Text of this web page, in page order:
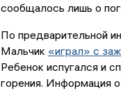
сообщалось лишь о
По предварительной
Мальчик «играл» с
Ребенок испугался и
горения. Информация